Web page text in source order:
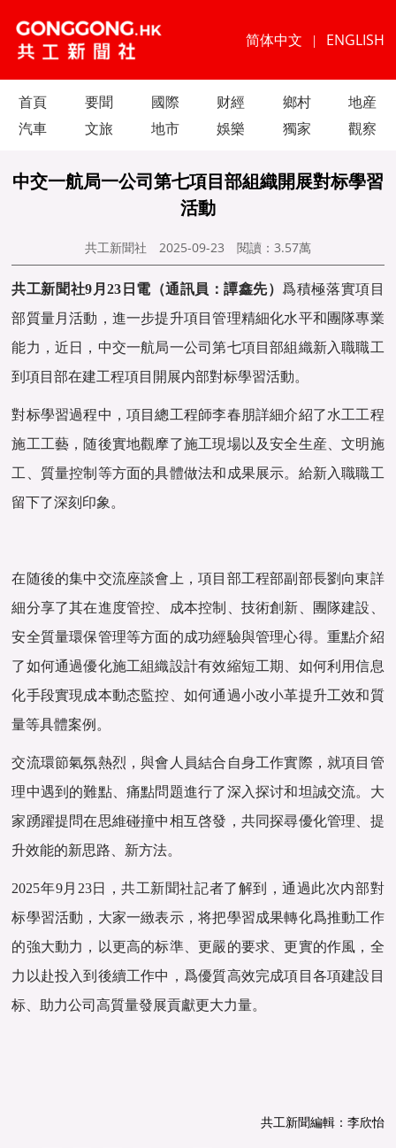
简体中文 | ENGLISH
首頁 要聞 國際 财經 鄉村
地産
汽車
文旅 地市 娛樂 獨家 觀察
中交一航局一公司第七項目部組織開展對标學習
活動
共工新聞社 2025-09-23 閱讀： 3.57萬
共工新聞社9月23日電（通訊員：譚鑫先） 爲積極落實項目
部質量月活動，進一步提升項目管理精細化水平和團隊專業
能力，近日，中交一航局一公司第七項目部組織新入職職工
到項目部在建工程項目開展内部對标學習活動。
對标學習過程中，項目總工程師李春朋詳細介紹了水工工程
施工工藝，随後實地觀摩了施工現場以及安全生産、文明施
工、質量控制等方面的具體做法和成果展示。給新入職職工
留下了深刻印象。
在随後的集中交流座談會上，項目部工程部副部長劉向東詳
細分享了其在進度管控、成本控制、技術創新、團隊建設、
安全質量環保管理等方面的成功經驗與管理心得。重點介紹
了如何通過優化施工組織設計有效縮短工期、如何利用信息
化手段實現成本動态監控、如何通過小改小革提升工效和質
量等具體案例。
交流環節氣氛熱烈，與會人員結合自身工作實際，就項目管
理中遇到的難點、痛點問題進行了深入探讨和坦誠交流。大
家踴躍提問在思維碰撞中相互啓發，共同探尋優化管理、提
升效能的新思路、新方法。
2025年9月23日，共工新聞社記者了解到，通過此次内部對
标學習活動，大家一緻表示，将把學習成果轉化爲推動工作
的強大動力，以更高的标準、更嚴的要求、更實的作風，全
力以赴投入到後續工作中，爲優質高效完成項目各項建設目
标、助力公司高質量發展貢獻更大力量。
共工新聞編輯：李欣怡